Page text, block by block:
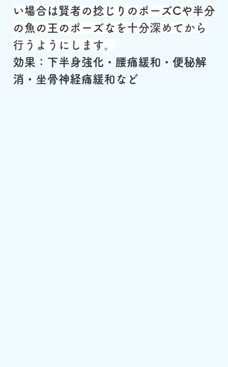
い場合は賢者の捻じりのポーズCや半分
の魚の王のポーズな を十分深めてから
行うようにします。
効果：下半身強化・腰痛緩和・便秘解
消・坐骨神経痛緩和など